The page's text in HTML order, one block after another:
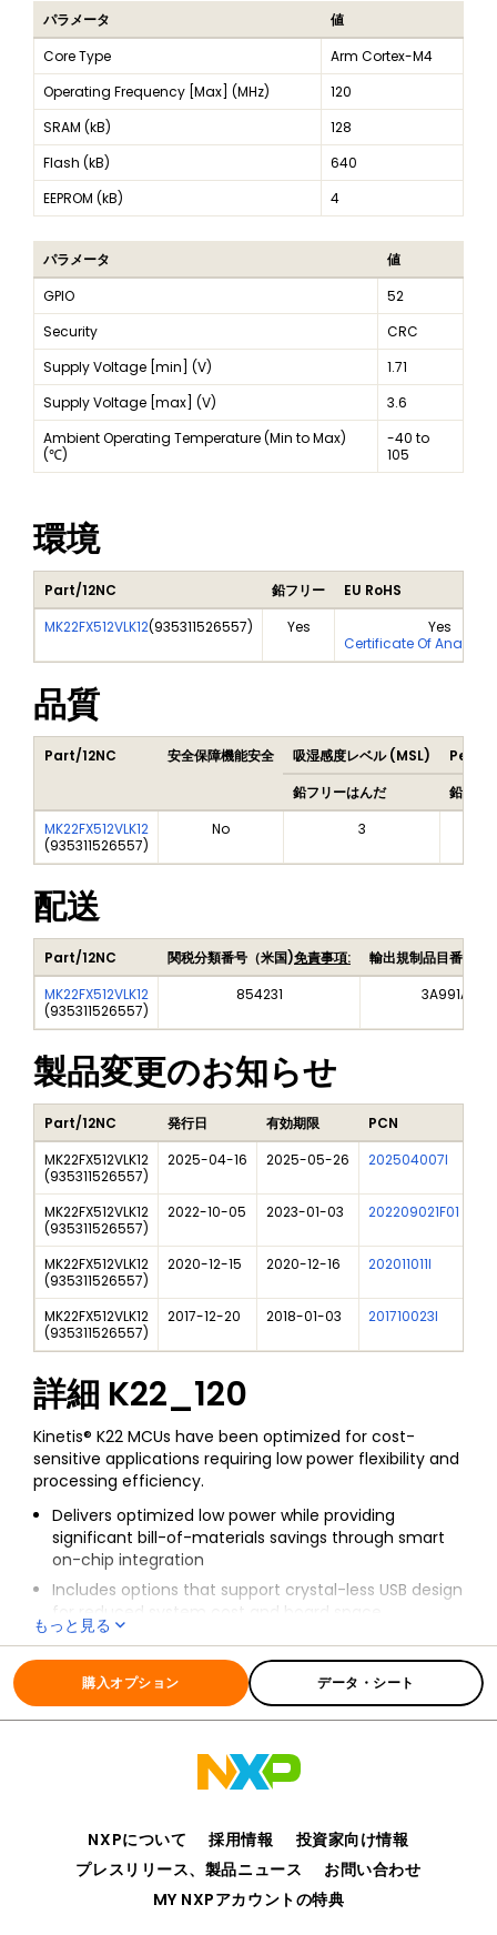
パラメータ
値
Core Type
Arm Cortex-M4
Operating Frequency [Max] (MHz)
120
SRAM (kB)
128
Flash (kB)
640
EEPROM (kB)
4
パラメータ
値
GPIO
52
Security
CRC
Supply Voltage [min] (V)
1.71
Supply Voltage [max] (V)
3.6
Ambient Operating Temperature (Min to Max)
(℃)
-40 to
105
環境
Part/12NC 鉛フリー
EU RoHS
MK22FX512VLK12(935311526557) Yes
Yes
Certificate Of Analysis
品質
Part/12NC 安全保障機能安全 吸湿感度レベル (MSL)
Peak
鉛フリーはんだ
鉛フリ
MK22FX512VLK12
(935311526557)
No 3
配送
Part/12NC 関税分類番号（米国)免責事項:
輸出規制品目番号（
MK22FX512VLK12
(935311526557)
854231 3A991A2
製品変更のお知らせ
Part/12NC 発行日 有効期限 PCN
MK22FX512VLK12
(935311526557)
2025-04-16 2025-05-26 202504007I
MK22FX512VLK12
(935311526557)
2022-10-05 2023-01-03 202209021F01
MK22FX512VLK12
(935311526557)
2020-12-15 2020-12-16 202011011I
MK22FX512VLK12
(935311526557)
2017-12-20 2018-01-03 201710023I
詳細 K22_120
Kinetis® K22 MCUs have been optimized for cost-
sensitive applications requiring low power flexibility and
processing efficiency.
Delivers optimized low power while providing
significant bill-of-materials savings through smart
on-chip integration
Includes options that support crystal-less USB design
for reduced system cost and board space
Provides scalability with various levels of integration,
offering a rich suite of analog, communication,
timing and control peripherals to accommodate a
wide range of requirements
scalability of the Kinetis portfolio
もっと見る
全ての情報 K22_120
購入オプション データ・シート
NXPについて 採用情報
投資家向け情報
プレスリリース、製品ニュース
お問い合わせ
MY NXPアカウントの特典